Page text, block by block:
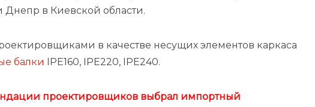
Днепр в Киевской области.
в качестве несущих элементов каркаса
балки IPE160, IPE220, IPE240.
проектировщиков выбрал импортный